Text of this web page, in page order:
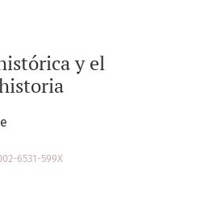
y el
6531-599X